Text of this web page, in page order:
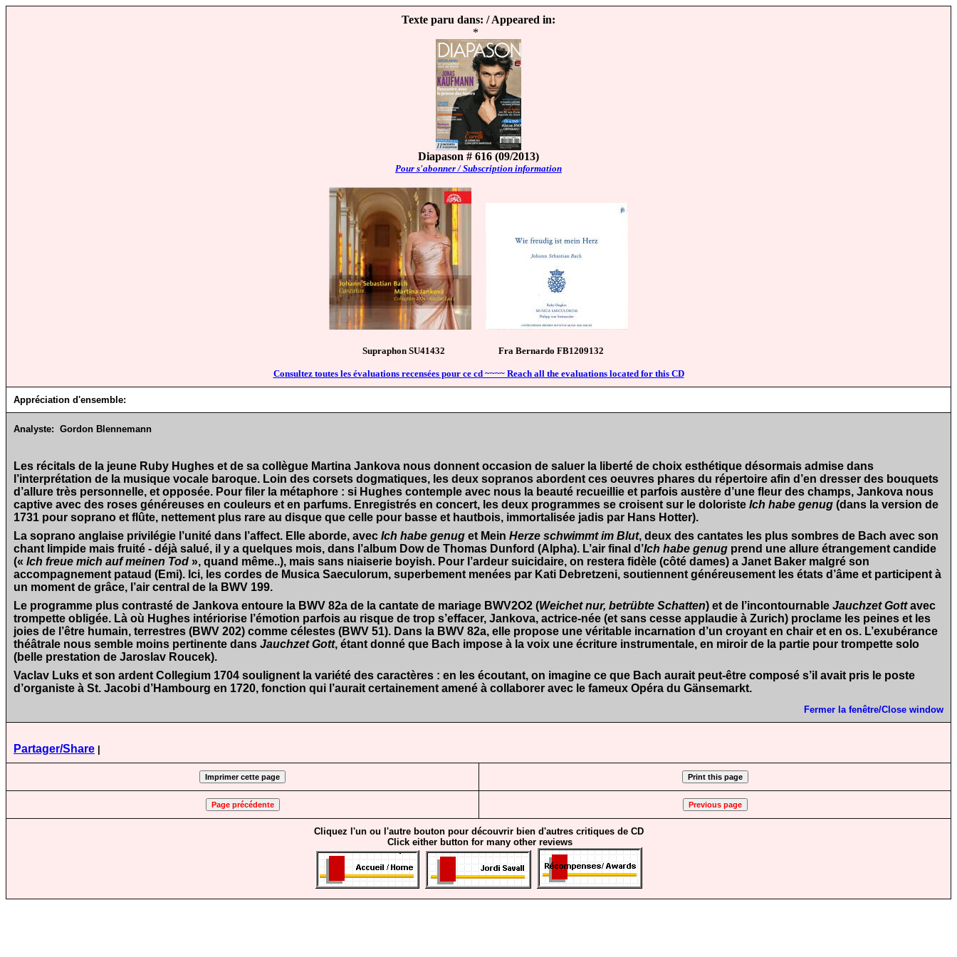
Texte paru dans: / Appeared in:
*
Diapason # 616 (09/2013)
Pour s'abonner / Subscription information
Supraphon SU41432 Fra Bernardo FB1209132
Consultez toutes les évaluations recensées pour ce cd ~~~~ Reach all the evaluations located for this CD
Appréciation d'ensemble:
Analyste: Gordon Blennemann
Les récitals de la jeune Ruby Hughes et de sa collègue Martina Jankova nous donnent occasion de saluer la liberté de choix esthétique désormais admise dans
l’interprétation de la musique vocale baroque. Loin des corsets dogmatiques, les deux sopranos abordent ces oeuvres phares du répertoire afin d’en dresser des bouquets
d’allure très personnelle, et opposée. Pour filer la métaphore : si Hughes contemple avec nous la beauté recueillie et parfois austère d’une fleur des champs, Jankova nous
captive avec des roses généreuses en couleurs et en parfums. Enregistrés en concert, les deux programmes se croisent sur le doloriste Ich habe genug (dans la version de
1731 pour soprano et flûte, nettement plus rare au disque que celle pour basse et hautbois, immortalisée jadis par Hans Hotter).
La soprano anglaise privilégie l’unité dans l’affect. Elle aborde, avec Ich habe genug et Mein Herze schwimmt im Blut, deux des cantates les plus sombres de Bach avec son
chant limpide mais fruité - déjà salué, il y a quelques mois, dans l’album Dow de Thomas Dunford (Alpha). L’air final d’Ich habe genug prend une allure étrangement candide
(« Ich freue mich auf meinen Tod », quand même..), mais sans niaiserie boyish. Pour l’ardeur suicidaire, on restera fidèle (côté dames) a Janet Baker malgré son
accompagnement pataud (Emi). Ici, les cordes de Musica Saeculorum, superbement menées par Kati Debretzeni, soutiennent généreusement les états d’âme et participent à
un moment de grâce, l’air central de la BWV 199.
Le programme plus contrasté de Jankova entoure la BWV 82a de la cantate de mariage BWV2O2 (Weichet nur, betrübte Schatten) et de l’incontournable Jauchzet Gottavec
trompette obligée. Là où Hughes intériorise l’émotion parfois au risque de trop s’effacer, Jankova, actrice-née (et sans cesse applaudie à Zurich) proclame les peines et les
joies de l’être humain, terrestres (BWV 202) comme célestes (BWV 51). Dans la BWV 82a, elle propose une véritable incarnation d’un croyant en chair et en os. L’exubérance
théâtrale nous semble moins pertinente dans Jauchzet Gott, étant donné que Bach impose à la voix une écriture instrumentale, en miroir de la partie pour trompette solo
(belle prestation de Jaroslav Roucek).
Vaclav Luks et son ardent Collegium 1704 soulignent la variété des caractères : en les écoutant, on imagine ce que Bach aurait peut-être composé s’il avait pris le poste
d’organiste à St. Jacobi d’Hambourg en 1720, fonction qui l’aurait certainement amené à collaborer avec le fameux Opéra du Gänsemarkt.
Fermer la fenêtre/Close window
Partager/Share
Cliquez l'un ou l'autre bouton pour découvrir bien d'autres critiques de CD
Click either button for many other reviews